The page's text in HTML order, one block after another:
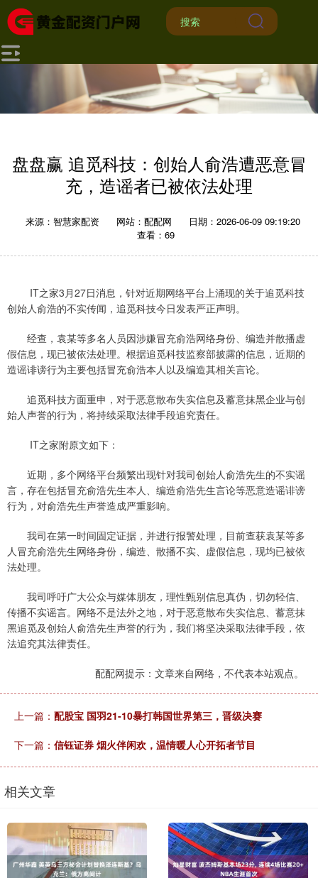
盘盘赢 追觅科技：创始人俞浩遭恶意冒
充，造谣者已被依法处理
来源：智慧家配资 网站：配配网
日期：2026-06-09 09:19:20
查看：69
IT之家3月27日消息，针对近期网络平台上涌现的关于追觅科技
创始人俞浩的不实传闻，追觅科技今日发表严正声明。
经查，袁某等多名人员因涉嫌冒充俞浩网络身份、编造并散播虚
假信息，现已被依法处理。根据追觅科技监察部披露的信息，近期的
造谣诽谤行为主要包括冒充俞浩本人以及编造其相关言论。
追觅科技方面重申，对于恶意散布失实信息及蓄意抹黑企业与创
始人声誉的行为，将持续采取法律手段追究责任。
IT之家附原文如下：
近期，多个网络平台频繁出现针对我司创始人俞浩先生的不实谣
言，存在包括冒充俞浩先生本人、编造俞浩先生言论等恶意造谣诽谤
行为，对俞浩先生声誉造成严重影响。
我司在第一时间固定证据，并进行报警处理，目前查获袁某等多
人冒充俞浩先生网络身份，编造、散播不实、虚假信息，现均已被依
法处理。
我司呼吁广大公众与媒体朋友，理性甄别信息真伪，切勿轻信、
传播不实谣言。网络不是法外之地，对于恶意散布失实信息、蓄意抹
黑追觅及创始人俞浩先生声誉的行为，我们将坚决采取法律手段，依
法追究其法律责任。
配配网提示：文章来自网络，不代表本站观点。
上一篇： 配股宝 国羽21-10暴打韩国世界第三，晋级决赛
下一篇： 信钰证券 烟火伴闲欢，温情暖人心开拓者节目
相关文章